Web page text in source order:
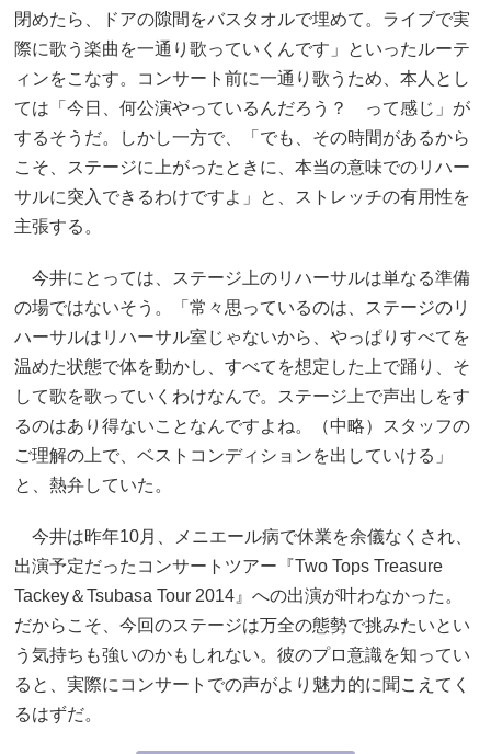
閉めたら、ドアの隙間をバスタオルで埋めて。ライブで実
際に歌う楽曲を一通り歌っていくんです」といったルーテ
ィンをこなす。コンサート前に一通り歌うため、本人とし
ては「今日、何公演やっているんだろう？ って感じ」が
するそうだ。しかし一方で、「でも、その時間があるから
こそ、ステージに上がったときに、本当の意味でのリハー
サルに突入できるわけですよ」と、ストレッチの有用性を
主張する。
今井にとっては、ステージ上のリハーサルは単なる準備
の場ではないそう。「常々思っているのは、ステージのリ
ハーサルはリハーサル室じゃないから、やっぱりすべてを
温めた状態で体を動かし、すべてを想定した上で踊り、そ
して歌を歌っていくわけなんで。ステージ上で声出しをす
るのはあり得ないことなんですよね。（中略）スタッフの
ご理解の上で、ベストコンディションを出していける」
と、熱弁していた。
今井は昨年10月、メニエール病で休業を余儀なくされ、
出演予定だったコンサートツアー『Two Tops Treasure
Tackey＆Tsubasa Tour 2014』への出演が叶わなかった。
だからこそ、今回のステージは万全の態勢で挑みたいとい
う気持ちも強いのかもしれない。彼のプロ意識を知ってい
ると、実際にコンサートでの声がより魅力的に聞こえてく
るはずだ。